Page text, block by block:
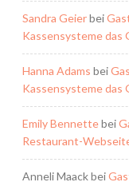
Sandra Geierbei
Kassensysteme das
Hanna Adams bei
Kassensysteme das
Emily Bennettebei
Restaurant-
Anneli Maackbei